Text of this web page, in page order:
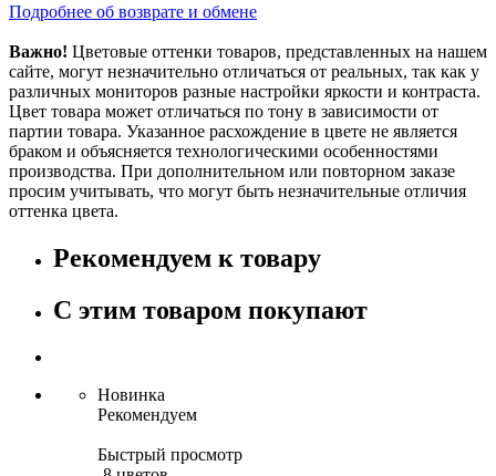
Подробнее об возврате и обмене
Важно! Цветовые оттенки товаров, представленных на нашем
сайте, могут незначительно отличаться от реальных, так как у
различных мониторов разные настройки яркости и контраста.
Цвет товара может отличаться по тону в зависимости от
партии товара. Указанное расхождение в цвете не является
браком и объясняется технологическими особенностями
производства. При дополнительном или повторном заказе
просим учитывать, что могут быть незначительные отличия
оттенка цвета.
Рекомендуем к товару
С этим товаром покупают
Новинка
Рекомендуем
Быстрый просмотр